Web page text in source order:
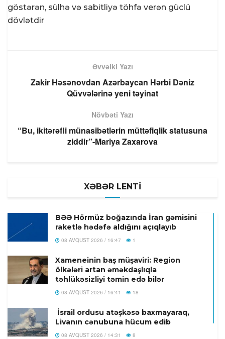
göstərən, sülhə və sabitliyə töhfə verən güclü
dövlətdir
Əvvəlki Yazı
Zakir Həsənovdan Azərbaycan Hərbi Dəniz
Qüvvələrinə yeni təyinat
Növbəti Yazı
“Bu, ikitərəfli münasibətlərin müttəfiqlik statusuna
ziddir”-Mariya Zaxarova
XƏBƏR LENTİ
BƏƏ Hörmüz boğazında İran gəmisini
raketlə hədəfə aldığını açıqlayıb
08 AVQUST 2026 / 16:47 1
Xameneinin baş müşaviri: Region
ölkələri artan əməkdaşlıqla
təhlükəsizliyi təmin edə bilər
08 AVQUST 2026 / 16:41 18
İsrail ordusu atəşkəsə baxmayaraq,
Livanın cənubuna hücum edib
08 AVQUST 2026 / 14:31 8